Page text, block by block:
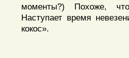
моменты?) Похоже,
Наступает время
кокос».